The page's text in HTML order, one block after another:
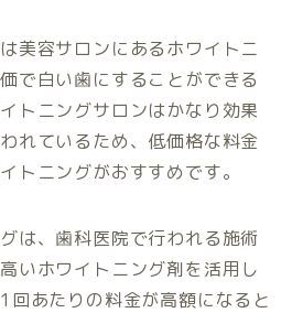
美容サロンにあるホワイトニ
で白い歯にすることができる
トニングサロンはかなり効果
れているため、低価格な料金
トニングがおすすめです。
は、歯科医院で行われる施術
いホワイトニング剤を活用し
回あたりの料金が高額になると